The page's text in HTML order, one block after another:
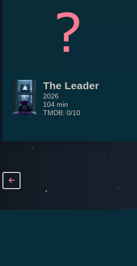
The Leader
2026
104 min
TMDB: 0/10